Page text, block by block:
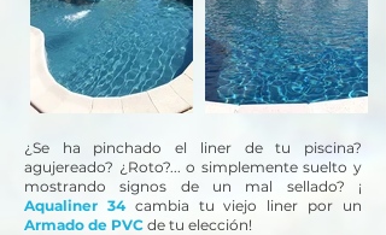
¿Se ha pinchado el liner de tu piscina?
agujereado? ¿Roto?... o simplemente suelto y
mostrando signos de un mal sellado? ¡
Aqualiner 34cambia tu viejo liner por un
Armado de PVC de tu elección!